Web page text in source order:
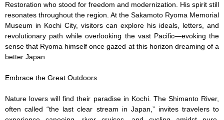
Restoration who stood for freedom and modernization. His spirit still
resonates throughout the region. At the Sakamoto Ryoma Memorial
Museum in Kochi City, visitors can explore his ideals, letters, and
revolutionary path while overlooking the vast Pacific—evoking the
sense that Ryoma himself once gazed at this horizon dreaming of a
better Japan.
Embrace the Great Outdoors
Nature lovers will find their paradise in Kochi. The Shimanto River,
often called “the last clear stream in Japan,” invites travelers to